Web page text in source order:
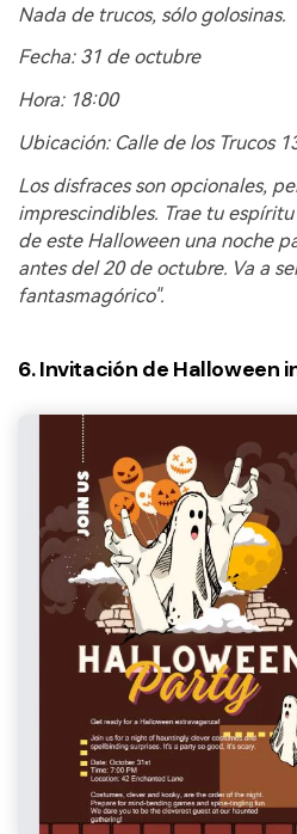
Nada de trucos, sólo golosinas.
Fecha: 31 de octubre
Hora: 18:00
Ubicación: Calle de los Trucos
Los disfraces son opcionales,
imprescindibles. Trae tu
de este Halloween una noche
antes del 20 de octubre. Va a
fantasmagórico".
6. Invitación de Halloween